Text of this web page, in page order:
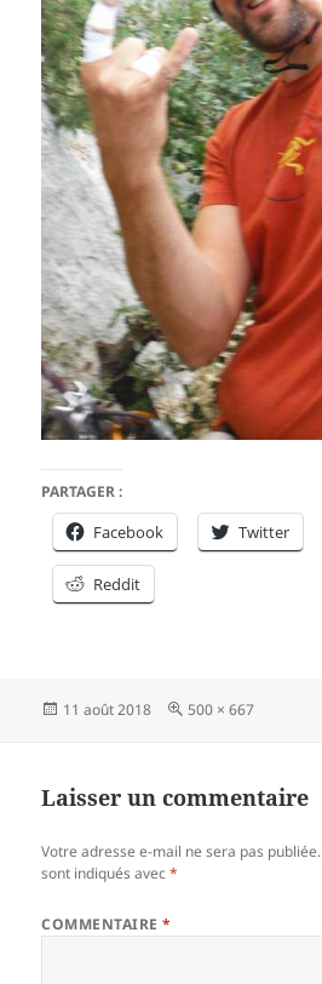
PARTAGER :
Facebook Twitter
Reddit
Publié
11 août 2018
Taille
500 × 667
Laisser un commentaire
Votre adresse e-mail ne sera pas publiée.
sont indiqués avec*
COMMENTAIRE*